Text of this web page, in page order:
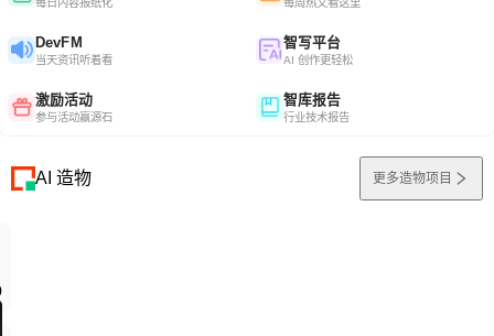
每日内容报纸化 每周热文看这里
DevFM
当天资讯听着看
智写平台
AI 创作更轻松
激励活动
参与活动赢源石
智库报告
行业技术报告
AI 造物 更多造物项目